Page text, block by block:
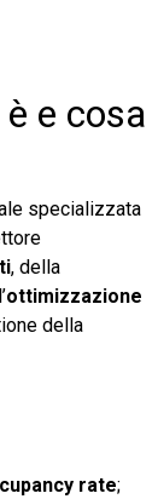
e cosa
specializzata
, della
ottimizzazione
della
rate;